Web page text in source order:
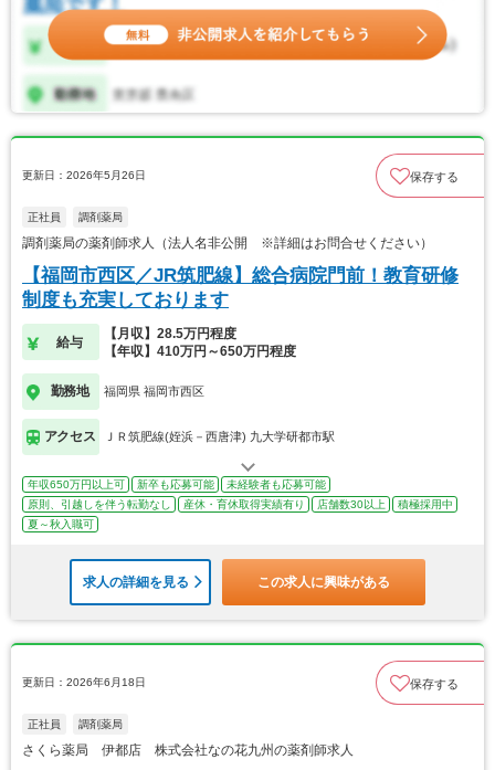
更新日：2026年5月26日 保存する
正社員 調剤薬局
調剤薬局の薬剤師求人（法人名非公開 ※詳細はお問合せください）
【福岡市西区／JR筑肥線】総合病院門前！教育研修
制度も充実しております
給与
【月収】28.5万円程度
【年収】410万円～650万円程度
勤務地 福岡県 福岡市西区
アクセス ＪＲ筑肥線(姪浜－西唐津) 九大学研都市駅
年収650万円以上可 新卒も応募可能
未経験者も応募可能
原則、引越しを伴う転勤なし
産休・育休取得実績有り 店舗数30以上
積極採用中
夏～秋入職可
求人の詳細を見る この求人に興味がある
更新日：2026年6月18日 保存する
正社員 調剤薬局
さくら薬局 伊都店 株式会社なの花九州の薬剤師求人